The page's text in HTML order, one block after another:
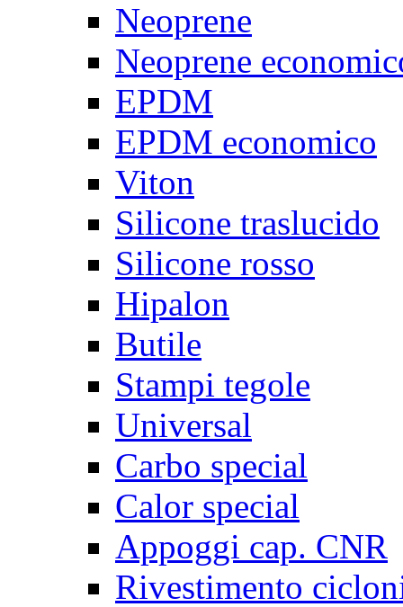
Neoprene
Neoprene
EPDM
EPDM economico
Viton
Silicone traslucido
Silicone rosso
Hipalon
Butile
Stampi tegole
Universal
Carbo special
Calor special
Appoggi cap. CNR
Rivestimento